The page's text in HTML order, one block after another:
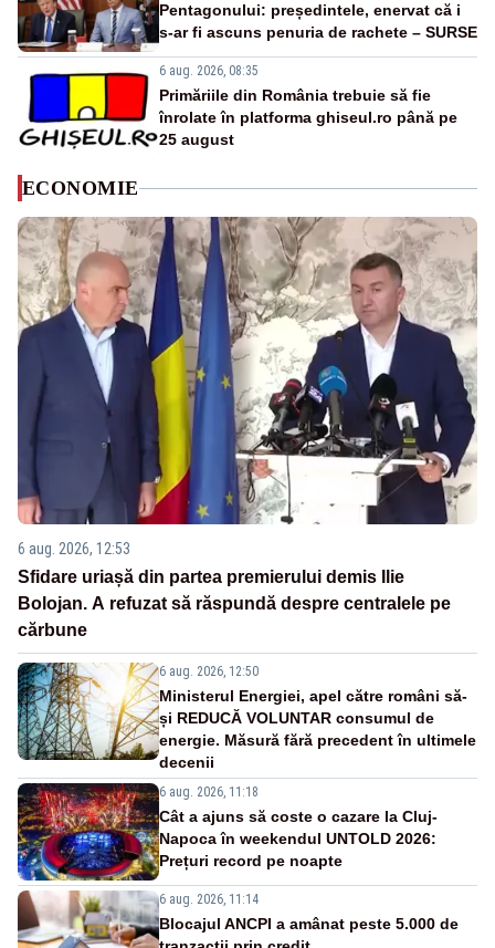
Pentagonului: președintele, enervat că i
s-ar fi ascuns penuria de rachete – SURSE
6 aug. 2026, 08:35
Primăriile din România trebuie să fie
înrolate în platforma ghiseul.ro până pe
25 august
ECONOMIE
6 aug. 2026, 12:53
Sfidare uriașă din partea premierului demis Ilie
Bolojan. A refuzat să răspundă despre centralele pe
cărbune
6 aug. 2026, 12:50
Ministerul Energiei, apel către români să-
și REDUCĂ VOLUNTAR consumul de
energie. Măsură fără precedent în ultimele
decenii
6 aug. 2026, 11:18
Cât a ajuns să coste o cazare la Cluj-
Napoca în weekendul UNTOLD 2026:
Prețuri record pe noapte
6 aug. 2026, 11:14
Blocajul ANCPI a amânat peste 5.000 de